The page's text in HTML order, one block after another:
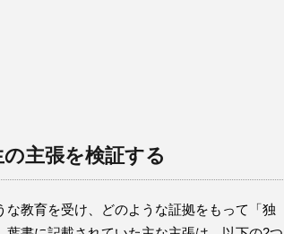
主張を検証する
教育を受け、どのような証拠をもって「独